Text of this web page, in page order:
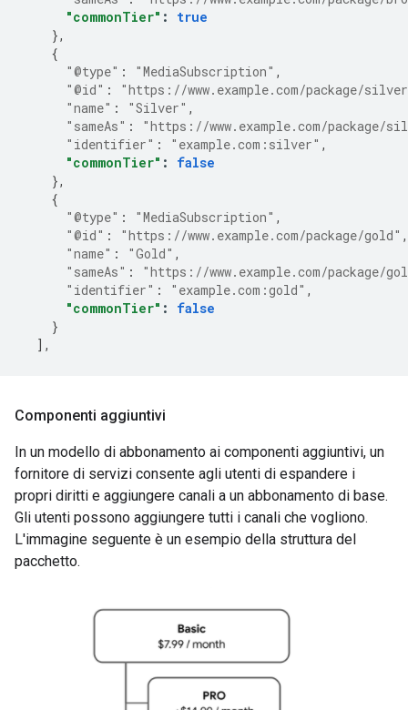
"commonTier" :
true
},
{
"@type" : "MediaSubscription" ,
"@id" :
"https://www.example.com/package/
"name" : "Silver" ,
"sameAs" :
"https://www.example.com/package/
"identifier" : "example.com:silver" ,
"commonTier" :
false
},
{
"@type" : "MediaSubscription" ,
"@id" : "https://www.example.com/package/gold" ,
"name" : "Gold" ,
"sameAs" :
"https://www.example.com/package/
"identifier" : "example.com:gold" ,
"commonTier" :
false
}
],
Componenti aggiuntivi
In un modello di abbonamento ai componenti aggiuntivi, un
fornitore di servizi consente agli utenti di espandere i
propri diritti e aggiungere canali a un abbonamento di base.
Gli utenti possono aggiungere tutti i canali che vogliono.
L'immagine seguente è un esempio della struttura del
pacchetto.